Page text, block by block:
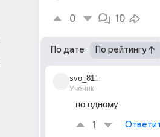
0 10
По дате По рейтингу
svo_81
Ученик
1г
по одному
1